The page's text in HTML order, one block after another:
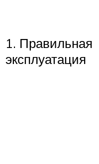
1. Правильная
эксплуатация